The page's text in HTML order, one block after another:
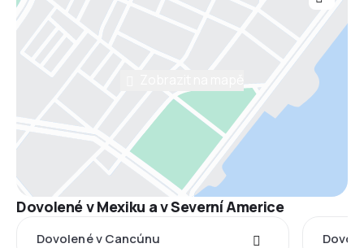
Dovolené v Mexiku a v Severní Americe
Dovolené v Cancúnu